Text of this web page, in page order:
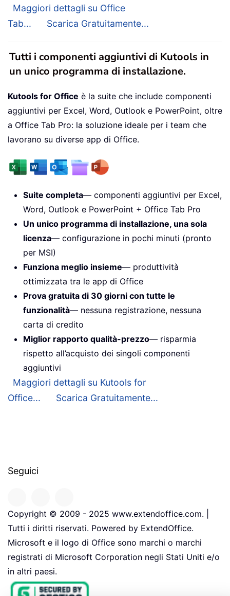
Maggiori dettagli su Office
Tab...
Scarica Gratuitamente...
Tutti i componenti aggiuntivi di Kutools in
un unico programma di installazione.
Kutools for Office è la suite che include componenti
aggiuntivi per Excel, Word, Outlook e PowerPoint, oltre
a Office Tab Pro: la soluzione ideale per i team che
lavorano su diverse app di Office.
Suite completa— componenti aggiuntivi per Excel,
Word, Outlook e PowerPoint + Office Tab Pro
Un unico programma di installazione, una sola
licenza— configurazione in pochi minuti (pronto
per MSI)
Funziona meglio insieme— produttività
ottimizzata tra le app di Office
Prova gratuita di 30 giorni con tutte le
funzionalità— nessuna registrazione, nessuna
carta di credito
Miglior rapporto qualità-prezzo— risparmia
rispetto all’acquisto dei singoli componenti
aggiuntivi
Maggiori dettagli su Kutools for
Office...
Scarica Gratuitamente...
Seguici
Copyright © 2009 - 2025 www.extendoffice.com. |
Tutti i diritti riservati. Powered by ExtendOffice.
Microsoft e il logo di Office sono marchi o marchi
registrati di Microsoft Corporation negli Stati Uniti e/o
in altri paesi.